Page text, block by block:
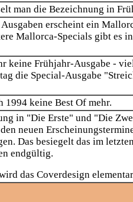
man die Bezeichnung in
erscheint ein
Mallorca-Specials gibt es
keine Frühjahr-Ausgabe -
die Special-Ausgabe
1994 keine Best Of mehr.
in "Die Erste" und "Die
neuen
Das besiegelt das im
endgültig.
das Coverdesign